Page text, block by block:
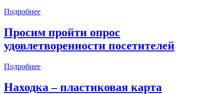
Подробнее
Просим пройти опрос
удовлетворенности посетителей
Подробнее
Находка – пластиковая карта